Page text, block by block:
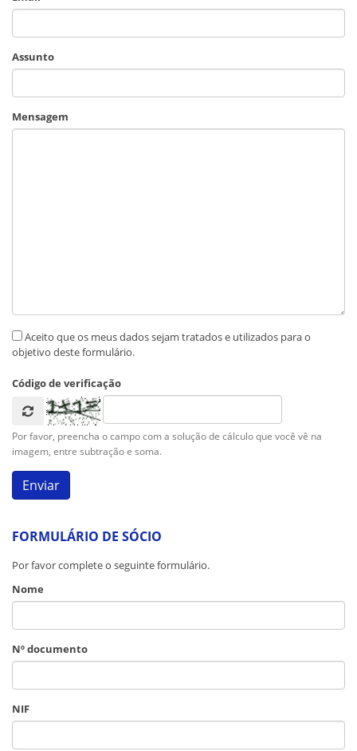
Assunto
Mensagem
Aceito que os meus dados sejam tratados e utilizados para o
objetivo deste formulário.
Código de verificação
Por favor, preencha o campo com a solução de cálculo que você vê na
imagem, entre subtração e soma.
FORMULÁRIO DE SÓCIO
Por favor complete o seguinte formulário.
Nome
Nº documento
NIF